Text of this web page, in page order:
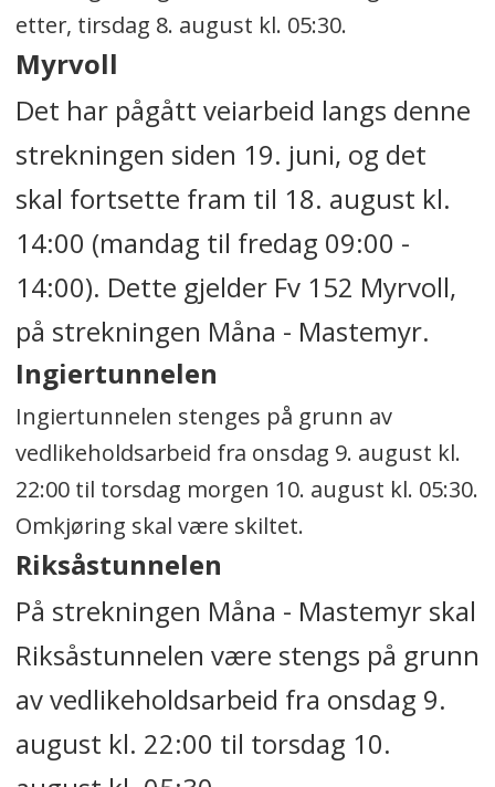
etter, tirsdag 8. august kl. 05:30.
Myrvoll
Det har pågått veiarbeid langs denne
strekningen siden 19. juni, og det
skal fortsette fram til 18. august kl.
14:00 (mandag til fredag 09:00 -
14:00). Dette gjelder Fv 152 Myrvoll,
på strekningen Måna - Mastemyr.
Ingiertunnelen
Ingiertunnelen stenges på grunn av
vedlikeholdsarbeid fra onsdag 9. august kl.
22:00 til torsdag morgen 10. august kl. 05:30.
Omkjøring skal være skiltet.
Riksåstunnelen
På strekningen Måna - Mastemyr skal
Riksåstunnelen være stengs på grunn
av vedlikeholdsarbeid fra onsdag 9.
august kl. 22:00 til torsdag 10.